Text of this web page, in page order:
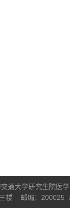
通大学研究生院医
楼 邮编：200025